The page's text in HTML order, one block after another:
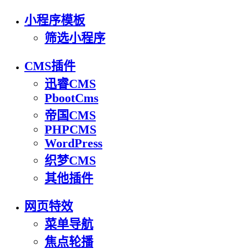
小程序模板
筛选小程序
CMS插件
迅睿CMS
PbootCms
帝国CMS
PHPCMS
WordPress
织梦CMS
其他插件
网页特效
菜单导航
焦点轮播